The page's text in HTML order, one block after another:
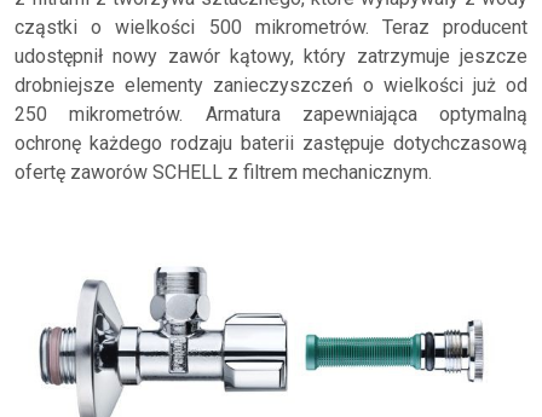
cząstki o wielkości 500 mikrometrów. Teraz producent
udostępnił nowy zawór kątowy, który zatrzymuje jeszcze
drobniejsze elementy zanieczyszczeń o wielkości już od
250 mikrometrów. Armatura zapewniająca optymalną
ochronę każdego rodzaju baterii zastępuje dotychczasową
ofertę zaworów SCHELL z filtrem mechanicznym.